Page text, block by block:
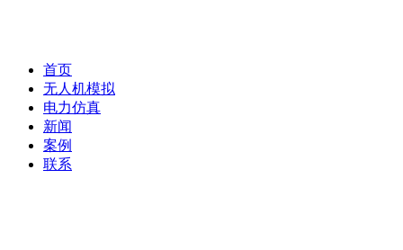
首页
无人机模拟
电力仿真
新闻
案例
联系